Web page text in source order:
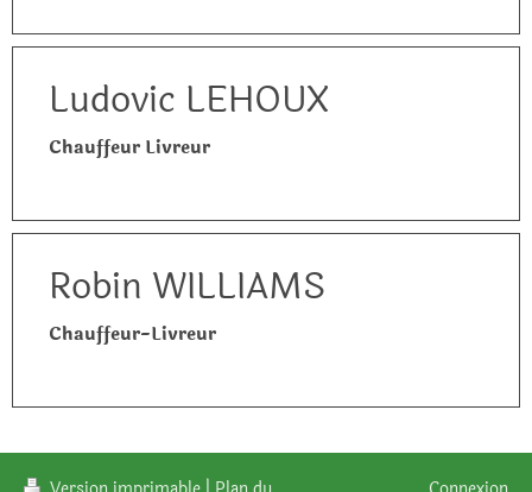
Ludovic LEHOUX
Chauffeur Livreur
Robin WILLIAMS
Chauffeur-Livreur